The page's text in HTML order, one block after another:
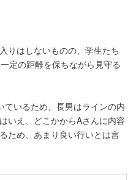
りはしないものの、学生たち
定の距離を保ちながら見守る
いるため、長男はラインの内
いえ、どこかからAさんに内容
ため、あまり良い行いとは言